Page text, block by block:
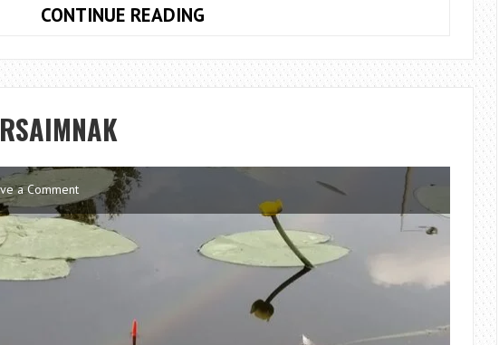
CONTINUE READINGVISSZATÉRÉS
TÖKLEVELESBE
a Comment